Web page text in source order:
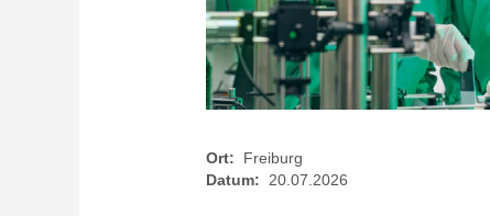
Ort: Freiburg
Datum: 20.07.2026